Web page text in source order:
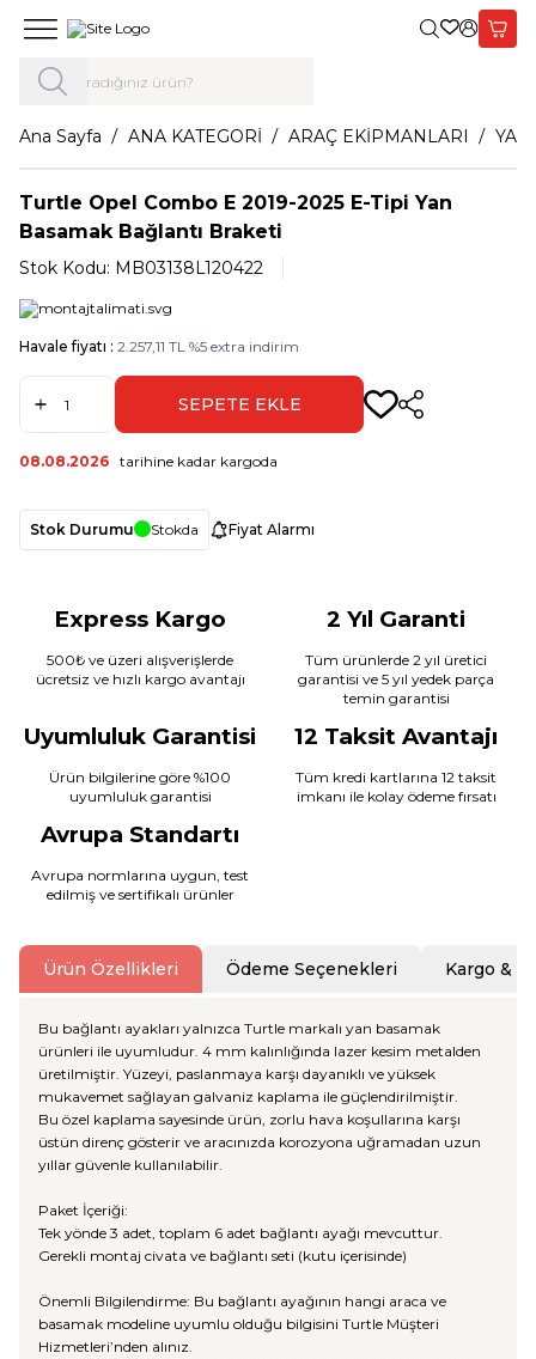
Giriş Yap,
Ana Sayfa ANA KATEGORİ ARAÇ EKİPMANLARI
Turtle Opel Combo E 2019-2025 E-Tipi Yan
Basamak Bağlantı Braketi
Stok Kodu: MB03138L120422
Havale fiyatı : 2.257,11 TL %5 extra indirim
SEPETE EKLE Paylaş
08.08.2026 tarihine kadar kargoda
Stok Durumu Stokda Fiyat Alarmı
Express Kargo
500₺ ve üzeri alışverişlerde
ücretsiz ve hızlı kargo avantajı
2 Yıl Garanti
Tüm ürünlerde 2 yıl üretici
garantisi ve 5 yıl yedek parça
temin garantisi
Uyumluluk Garantisi
Ürün bilgilerine göre %100
uyumluluk garantisi
12 Taksit Avantajı
Tüm kredi kartlarına 12 taksit
imkanı ile kolay ödeme fırsatı
Avrupa Standartı
Avrupa normlarına uygun, test
edilmiş ve sertifikalı ürünler
Ürün Özellikleri Ödeme Seçenekleri Kargo &
Bu bağlantı ayakları yalnızca Turtle markalı yan basamak
ürünleri ile uyumludur. 4 mm kalınlığında lazer kesim metalden
üretilmiştir. Yüzeyi, paslanmaya karşı dayanıklı ve yüksek
mukavemet sağlayan galvaniz kaplama ile güçlendirilmiştir.
Bu özel kaplama sayesinde ürün, zorlu hava koşullarına karşı
üstün direnç gösterir ve aracınızda korozyona uğramadan uzun
yıllar güvenle kullanılabilir.
Paket İçeriği:
Tek yönde 3 adet, toplam 6 adet bağlantı ayağı mevcuttur.
Gerekli montaj civata ve bağlantı seti (kutu içerisinde)
Önemli Bilgilendirme: Bu bağlantı ayağının hangi araca ve
basamak modeline uyumlu olduğu bilgisini Turtle Müşteri
Hizmetleri’nden alınız.